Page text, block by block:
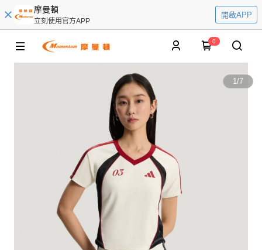
摩曼頓
立刻使用官方APP
開啟APP
0
1/7